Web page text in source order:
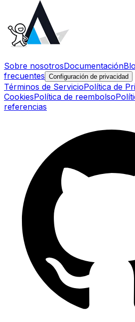
Sobre nosotrosDocumentación
frecuentes Configuración de privacidad
Términos de ServicioPolítica de
CookiesPolítica de reembolso
referencias